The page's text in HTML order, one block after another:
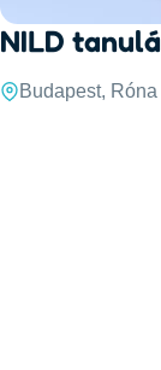
NILD
Budapest,